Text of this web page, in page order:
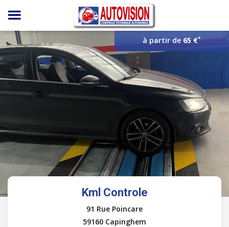
Panneau de gestion des cookies
à partir de65 €*
Kml Controle
91 Rue Poincare
59160 Capinghem